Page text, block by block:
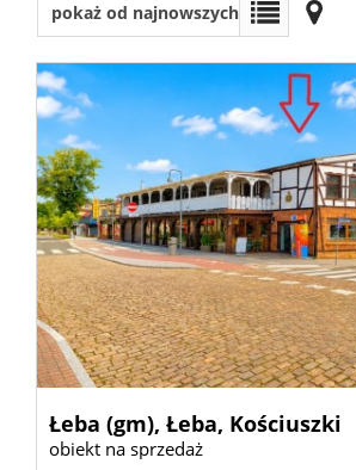
pokaż od najnowszych
Łeba (gm), Łeba, Kościuszki
obiekt na sprzedaż